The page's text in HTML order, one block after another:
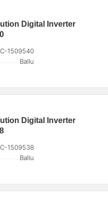
Digital Inverter
1509540
Ballu
Digital Inverter
1509538
Ballu